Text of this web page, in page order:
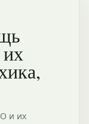
и их